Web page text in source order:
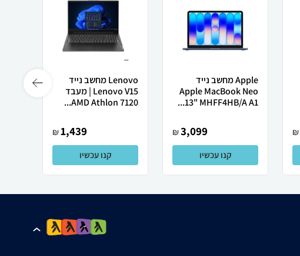
₪
Apple מחשב נייד
Apple MacBook Neo
13" MHFF4HB/A A1...
3,099
₪
קנו עכשיו
Lenovo מחשב נייד
Lenovo V15 | מעבד
AMD Athlon 7120...
1,439
₪
קנו עכשיו